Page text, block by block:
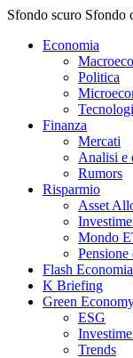
Sfondo scuro Sfondo
Economia
Politica
Finanza
Mercati
Analisi e
Rumors
Risparmio
Asset
Mondo
Pensione
Flash Economia
K Briefing
Green
ESG
Trends